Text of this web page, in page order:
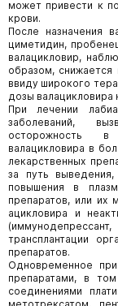
может привести к
крови.
После назначения
циметидин,
валацикловир,
образом,
ввиду широкого
дозы валацикловира
При лечении
заболеваний,
осторожность в
валацикловира в
лекарственных
за путь
повышения в
препаратов, или их
ацикловира и
трансплантации
препаратов.
Одновременное
препаратами, в
соединениями